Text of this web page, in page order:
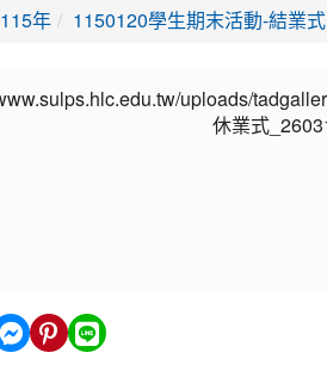
115年 1150120學生期末活動-結業式